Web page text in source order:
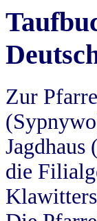
Zur
Jagdhaus
die